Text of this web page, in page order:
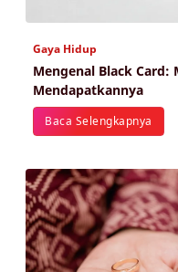
Gaya Hidup
Mengenal Black Card:
Mendapatkannya
Baca Selengkapnya